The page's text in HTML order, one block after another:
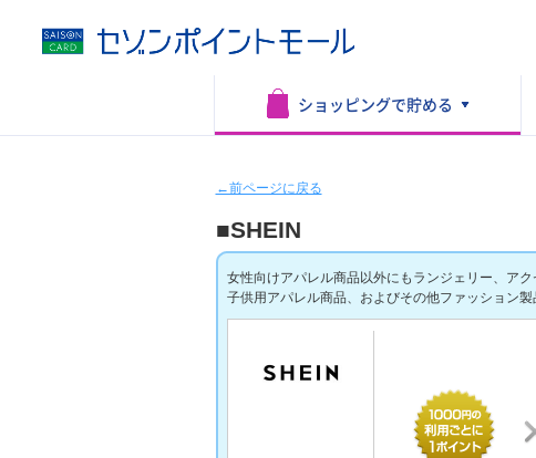
ショッピングで貯める
←前ページに戻る
■SHEIN
女性向けアパレル商品以外にもランジェリー、ア
子供用アパレル商品、およびその他ファッション製